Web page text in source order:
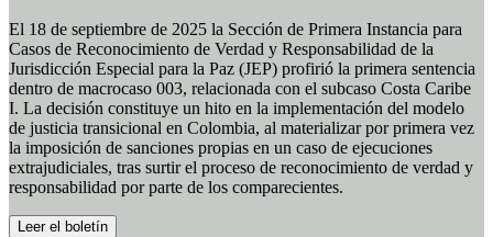
El 18 de septiembre de 2025 la Sección de Primera Instancia para
Casos de Reconocimiento de Verdad y Responsabilidad de la
Jurisdicción Especial para la Paz (JEP) profirió la primera sentencia
dentro de macrocaso 003, relacionada con el subcaso Costa Caribe
I. La decisión constituye un hito en la implementación del modelo
de justicia transicional en Colombia, al materializar por primera vez
la imposición de sanciones propias en un caso de ejecuciones
extrajudiciales, tras surtir el proceso de reconocimiento de verdad y
responsabilidad por parte de los comparecientes.
Leer el boletín